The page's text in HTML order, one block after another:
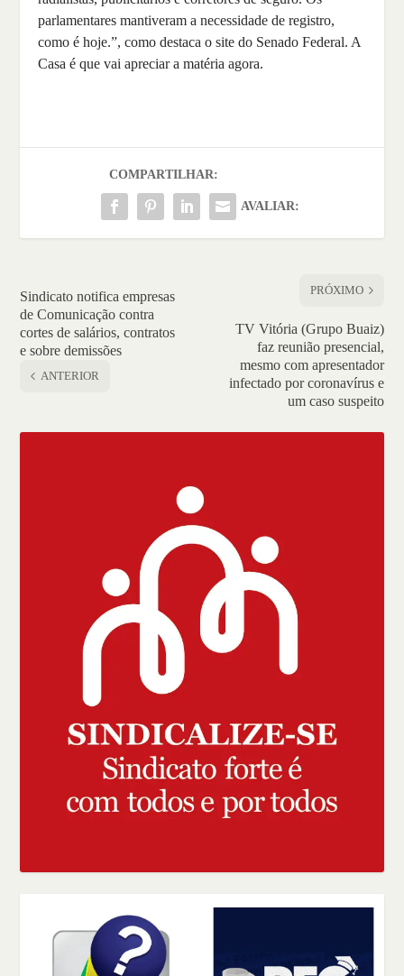
parlamentares mantiveram a necessidade de registro,
como é hoje.”, como destaca o site do Senado Federal. A
Casa é que vai apreciar a matéria agora.
COMPARTILHAR:
AVALIAR:
Sindicato notifica empresas
de Comunicação contra
cortes de salários, contratos
e sobre demissões
ANTERIOR
PRÓXIMO
TV Vitória (Grupo Buaiz)
faz reunião presencial,
mesmo com apresentador
infectado por coronavírus e
um caso suspeito